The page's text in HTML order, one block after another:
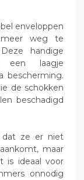
enveloppen
meer weg te
handige
een laagje
bescherming.
de schokken
beschadigd
dat ze er niet
maar
is ideaal voor
onnodig